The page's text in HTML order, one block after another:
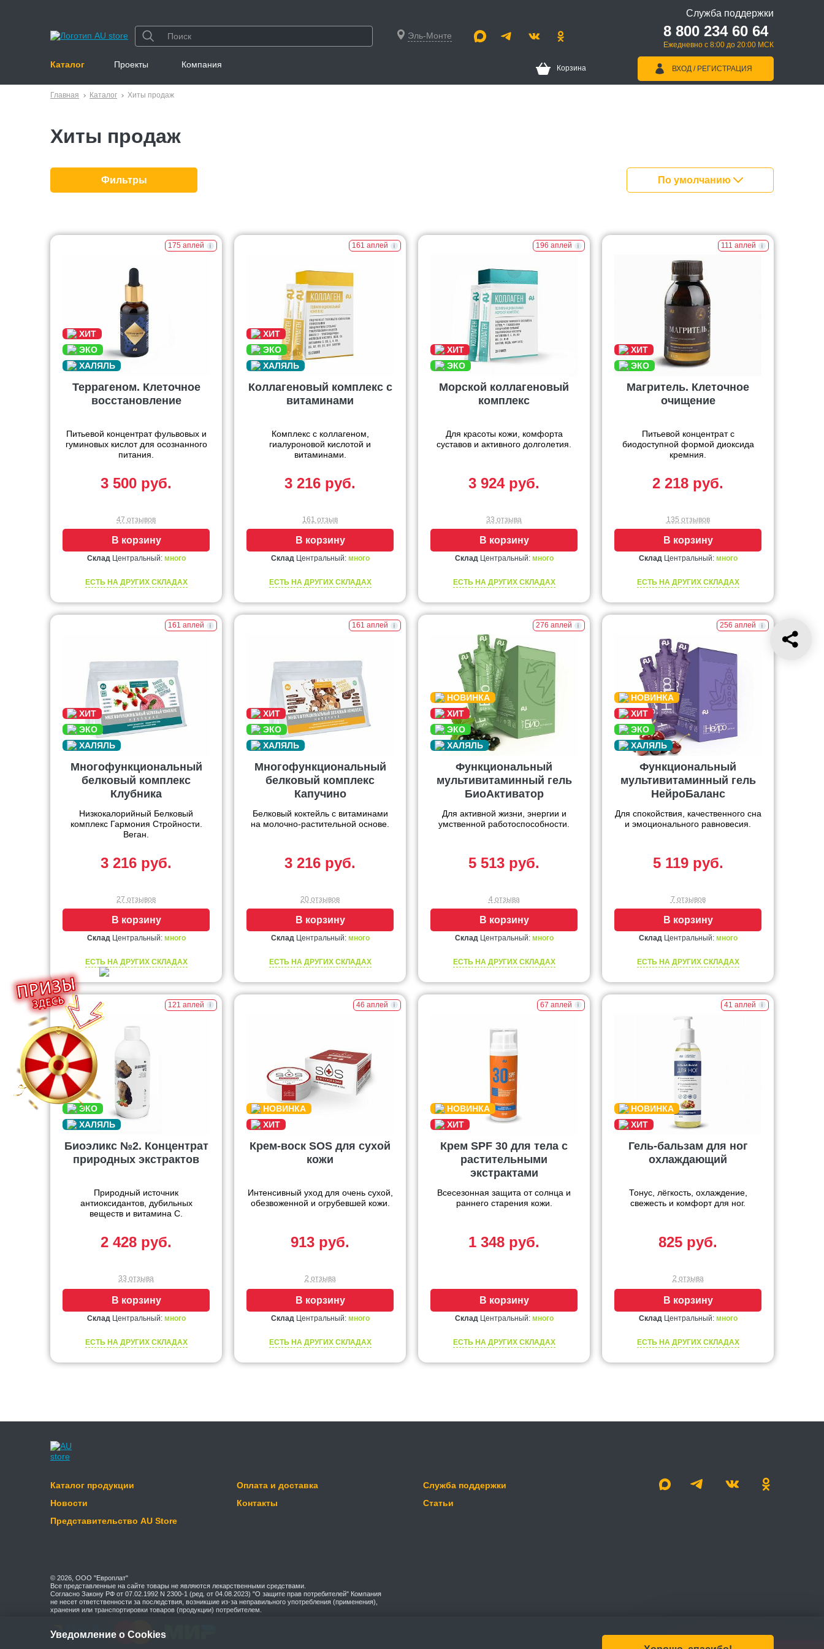
Эль-Монте
Служба поддержки
8 800 234 60 64
Ежедневно с 8:00 до 20:00 МСК
Каталог Проекты Компания Корзина ВХОД / РЕГИСТРАЦИЯ
Главная Каталог Хиты продаж
Хиты продаж
Фильтры По умолчанию
175 аплей
Террагеном. Клеточное
восстановление
Питьевой концентрат фульвовых и
гуминовых кислот для осознанного
питания.
3 500 руб.
47 отзывов
В корзину
СкладЦентральный: много
ЕСТЬ НА ДРУГИХ СКЛАДАХ
161 аплей
Коллагеновый комплекс с
витаминами
Комплекс с коллагеном,
гиалуроновой кислотой и
витаминами.
3 216 руб.
161 отзыв
В корзину
СкладЦентральный: много
ЕСТЬ НА ДРУГИХ СКЛАДАХ
196 аплей
Морской коллагеновый
комплекс
Для красоты кожи, комфорта
суставов и активного долголетия.
3 924 руб.
33 отзыва
В корзину
СкладЦентральный: много
ЕСТЬ НА ДРУГИХ СКЛАДАХ
111 аплей
Магритель. Клеточное
очищение
Питьевой концентрат с
биодоступной формой диоксида
кремния.
2 218 руб.
135 отзывов
В корзину
СкладЦентральный: много
ЕСТЬ НА ДРУГИХ СКЛАДАХ
161 аплей
Многофункциональный
белковый комплекс
Клубника
Низкокалорийный Белковый
комплекс Гармония Стройности.
Веган.
3 216 руб.
27 отзывов
В корзину
Склад Центральный: много
ЕСТЬ НА ДРУГИХ СКЛАДАХ
161 аплей
Многофункциональный
белковый комплекс
Капучино
Белковый коктейль с витаминами
на молочно-растительной основе.
3 216 руб.
20 отзывов
В корзину
Склад Центральный: много
ЕСТЬ НА ДРУГИХ СКЛАДАХ
276 аплей
Функциональный
мультивитаминный гель
БиоАктиватор
Для активной жизни, энергии и
умственной работоспособности.
5 513 руб.
4 отзыва
В корзину
Склад Центральный: много
ЕСТЬ НА ДРУГИХ СКЛАДАХ
256 аплей
Функциональный
мультивитаминный гель
НейроБаланс
Для спокойствия, качественного сна
и эмоционального равновесия.
5 119 руб.
7 отзывов
В корзину
Склад Центральный: много
ЕСТЬ НА ДРУГИХ СКЛАДАХ
121 аплей
Биоэликс №2. Концентрат
природных экстрактов
Природный источник
антиоксидантов, дубильных
веществ и витамина С.
2 428 руб.
33 отзыва
В корзину
СкладЦентральный: много
ЕСТЬ НА ДРУГИХ СКЛАДАХ
46 аплей
Крем-воск SOS для сухой
кожи
Интенсивный уход для очень сухой,
обезвоженной и огрубевшей кожи.
913 руб.
2 отзыва
В корзину
СкладЦентральный: много
ЕСТЬ НА ДРУГИХ СКЛАДАХ
67 аплей
Крем SPF 30 для тела с
растительными
экстрактами
Всесезонная защита от солнца и
раннего старения кожи.
1 348 руб.
В корзину
СкладЦентральный: много
ЕСТЬ НА ДРУГИХ СКЛАДАХ
41 аплей
Гель-бальзам для ног
охлаждающий
Тонус, лёгкость, охлаждение,
свежесть и комфорт для ног.
825 руб.
2 отзыва
В корзину
СкладЦентральный: много
ЕСТЬ НА ДРУГИХ СКЛАДАХ
Каталог продукции Оплата и доставка
Служба поддержки
Новости
Контакты
Статьи
Представительство AU Store
© 2026, ООО "Европлат"
Все представленные на сайте товары не являются лекарственными средствами.
Согласно Закону РФ от 07.02.1992 N 2300-1 (ред. от 04.08.2023) "О защите прав потребителей" Компания
не несет ответственности за последствия, возникшие из-за неправильного употребления (применения),
хранения или транспортировки товаров (продукции) потребителем.
Уведомление о Cookies